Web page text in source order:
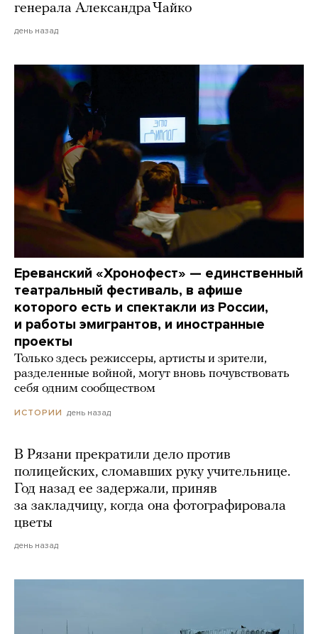
генерала Александра Чайко
день назад
Ереванский «Хронофест» — единственный
театральный фестиваль, в афише
которого есть и спектакли из России,
и работы эмигрантов, и иностранные
проекты
Только здесь режиссеры, артисты и зрители,
разделенные войной, могут вновь почувствовать
себя одним сообществом
ИСТОРИИ день назад
В Рязани прекратили дело против
полицейских, сломавших руку учительнице.
Год назад ее задержали, приняв
за закладчицу, когда она фотографировала
цветы
день назад